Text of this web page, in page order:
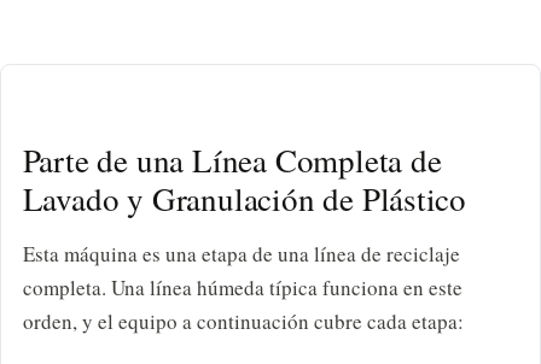
Parte de una Línea Completa de
Lavado y Granulación de Plástico
Esta máquina es una etapa de una línea de reciclaje
completa. Una línea húmeda típica funciona en este
orden, y el equipo a continuación cubre cada etapa: